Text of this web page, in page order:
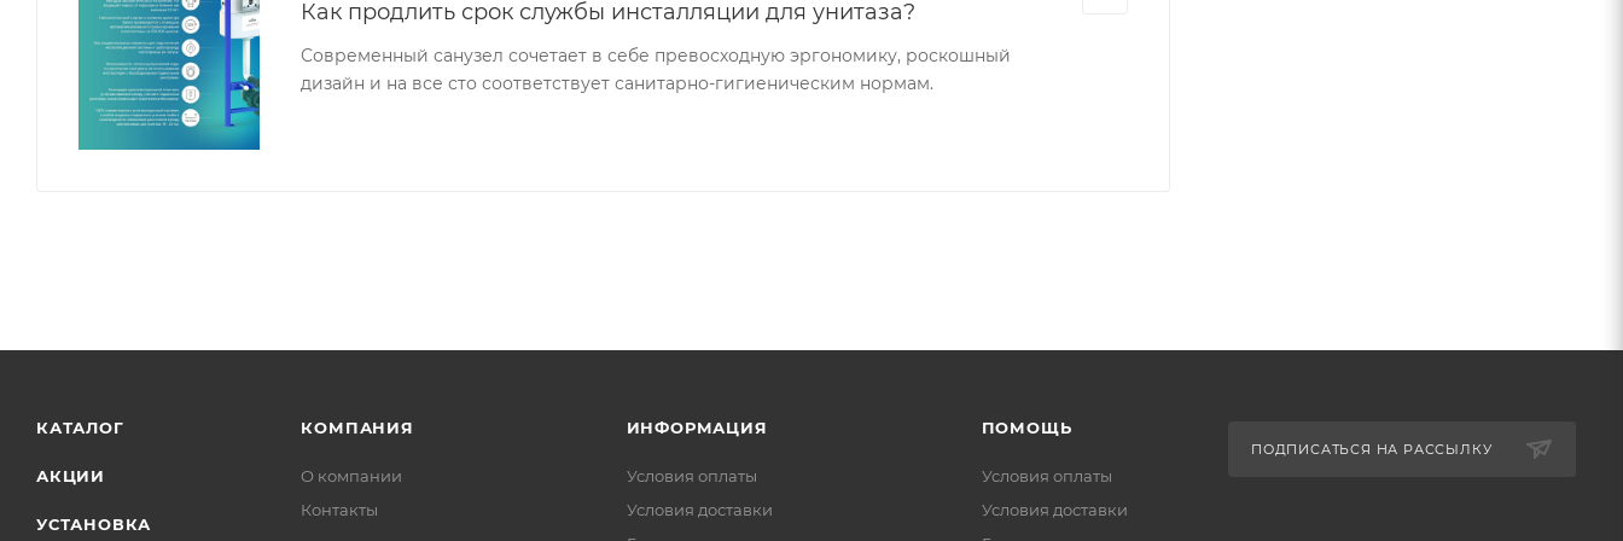
Как продлить срок службы инсталляции для унитаза?
Современный санузел сочетает в себе превосходную эргономику, роскошный
дизайн и на все сто соответствует санитарно-гигиеническим нормам.
КАТАЛОГ
АКЦИИ
УСТАНОВКА
КОМПАНИЯ
О компании
Контакты
ИНФОРМАЦИЯ
Условия оплаты
Условия доставки
ПОМОЩЬ
Условия оплаты
Условия доставки
ПОДПИСАТЬСЯ НА РАССЫЛКУ